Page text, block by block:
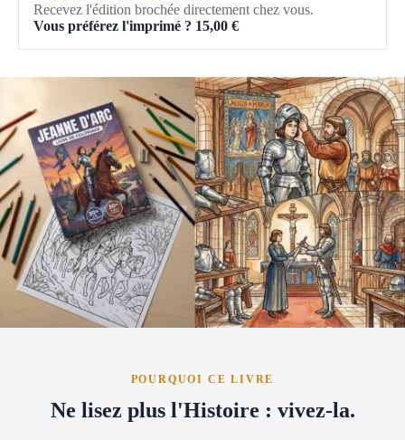
Recevez l'édition brochée directement chez vous.
Vous préférez l'imprimé ? 15,00 €
POURQUOI CE LIVRE
Ne lisez plus l'Histoire : vivez-la.